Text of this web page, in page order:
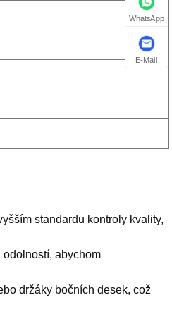
standardu kontroly kvality,
odolností, abychom
držáky bočních desek, což
WhatsApp
E-Mail